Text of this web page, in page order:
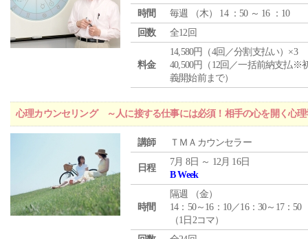
時間
毎週 （木） 14 ：50 ～ 16 ：10
回数
全12回
料金
14,580円（4回／分割支払い）×3
40,500円（12回／一括前納支払※
義開始前まで）
心理カウンセリング ～人に接する仕事には必須！相手の心を開く心理
講師 ＴＭＡカウンセラー
日程
7月 8日 ～ 12月 16日
B Week
時間
隔週 （金）
14：50～16：10／16：30～17：50
（1日2コマ）